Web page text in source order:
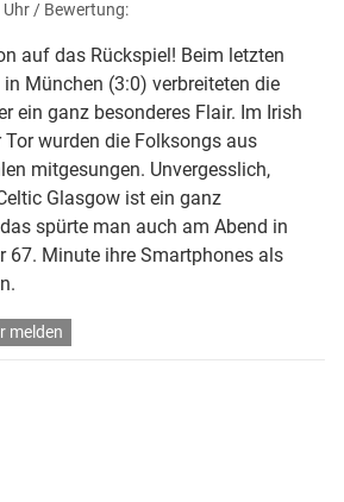
/ Bewertung:
auf das Rückspiel! Beim letzten
München (3:0) verbreiteten die
ein ganz besonderes Flair. Im Irish
wurden die Folksongs aus
mitgesungen. Unvergesslich,
Glasgow ist ein ganz
spürte man auch am Abend in
67. Minute ihre Smartphones als
melden